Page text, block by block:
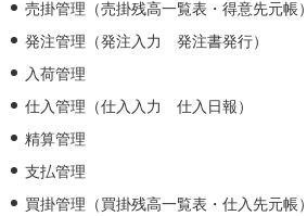
売掛管理（売掛残高一覧表・得意先元帳）
発注管理（発注入力 発注書発行）
入荷管理
仕入管理（仕入入力 仕入日報）
精算管理
支払管理
買掛管理（買掛残高一覧表・仕入先元帳）